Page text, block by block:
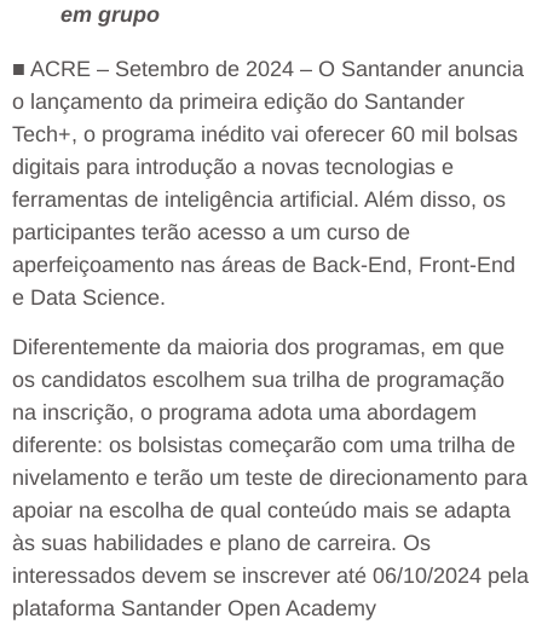
em grupo
■ ACRE – Setembro de 2024 – O Santander anuncia
o lançamento da primeira edição do Santander
Tech+, o programa inédito vai oferecer 60 mil bolsas
digitais para introdução a novas tecnologias e
ferramentas de inteligência artificial. Além disso, os
participantes terão acesso a um curso de
aperfeiçoamento nas áreas de Back-End, Front-End
e Data Science.
Diferentemente da maioria dos programas, em que
os candidatos escolhem sua trilha de programação
na inscrição, o programa adota uma abordagem
diferente: os bolsistas começarão com uma trilha de
nivelamento e terão um teste de direcionamento para
apoiar na escolha de qual conteúdo mais se adapta
às suas habilidades e plano de carreira. Os
interessados devem se inscrever até 06/10/2024 pela
plataforma Santander Open Academy